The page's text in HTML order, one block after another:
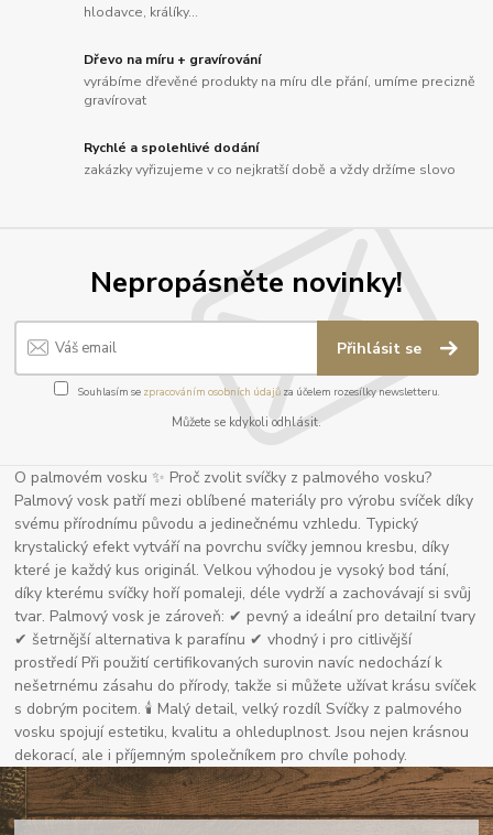
hlodavce, králíky...
Dřevo na míru + gravírování
vyrábíme dřevěné produkty na míru dle přání, umíme precizně
gravírovat
Rychlé a spolehlivé dodání
zakázky vyřizujeme v co nejkratší době a vždy držíme slovo
Nepropásněte novinky!
Přihlásit se
Souhlasím se zpracováním osobních údajůza účelem rozesílky newsletteru.
Můžete se kdykoli odhlásit.
O palmovém vosku ✨ Proč zvolit svíčky z palmového vosku?
Palmový vosk patří mezi oblíbené materiály pro výrobu svíček díky
svému přírodnímu původu a jedinečnému vzhledu. Typický
krystalický efekt vytváří na povrchu svíčky jemnou kresbu, díky
které je každý kus originál. Velkou výhodou je vysoký bod tání,
díky kterému svíčky hoří pomaleji, déle vydrží a zachovávají si svůj
tvar. Palmový vosk je zároveň: ✔ pevný a ideální pro detailní tvary
✔ šetrnější alternativa k parafínu ✔ vhodný i pro citlivější
prostředí Při použití certifikovaných surovin navíc nedochází k
nešetrnému zásahu do přírody, takže si můžete užívat krásu svíček
s dobrým pocitem. 🕯 Malý detail, velký rozdíl Svíčky z palmového
vosku spojují estetiku, kvalitu a ohleduplnost. Jsou nejen krásnou
dekorací, ale i příjemným společníkem pro chvíle pohody.